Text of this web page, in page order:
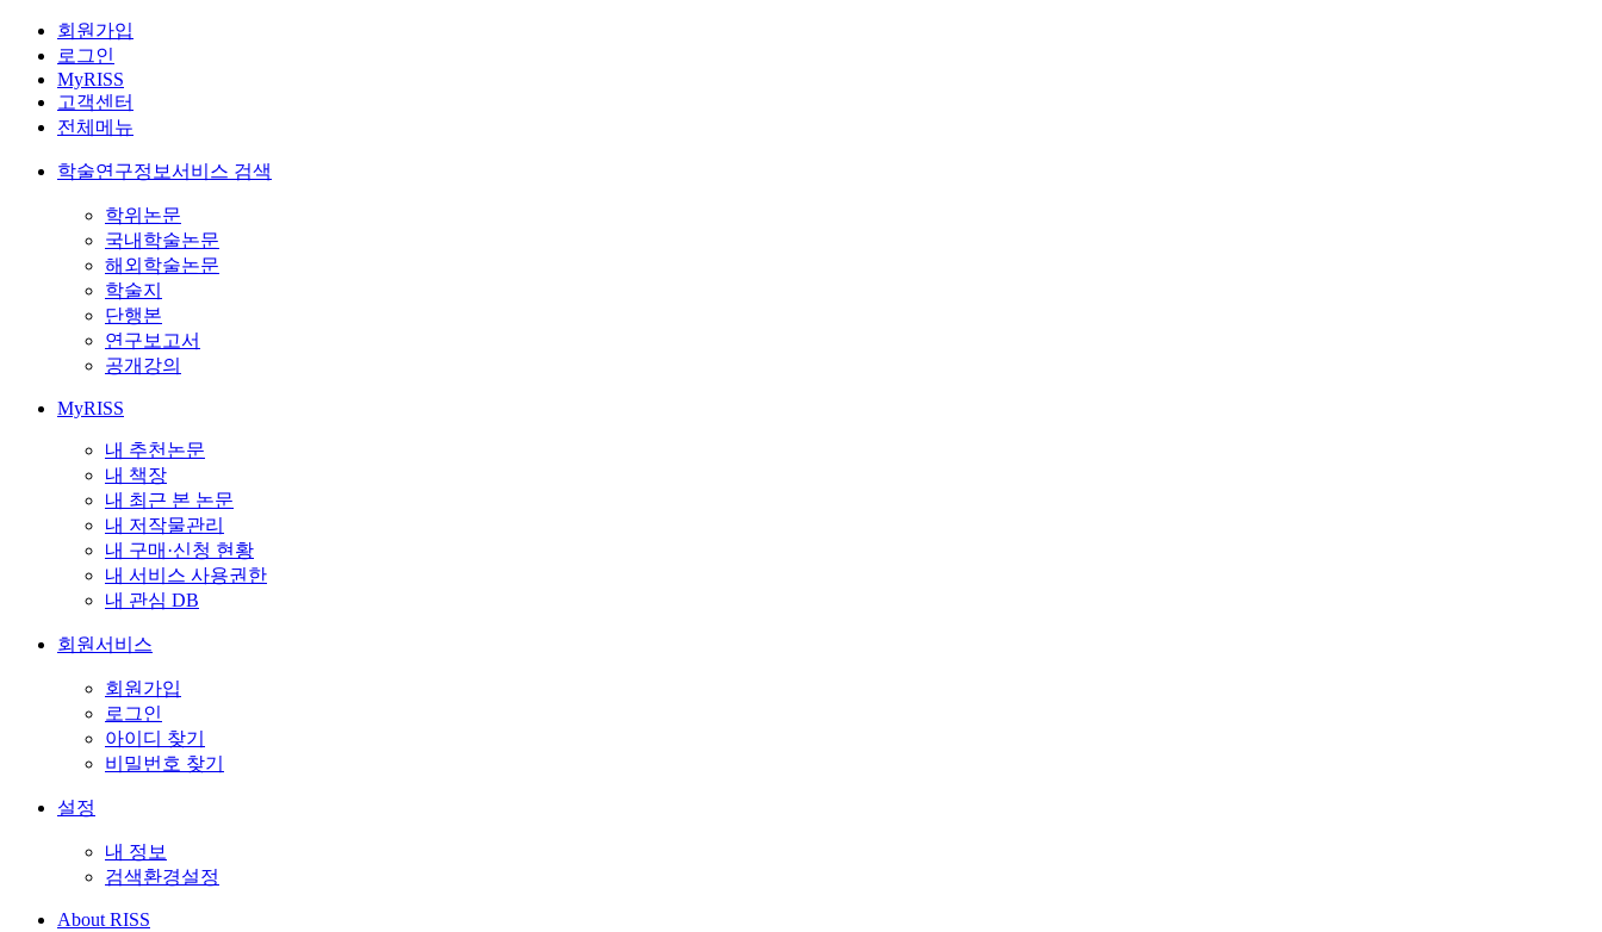
회원가입
로그인
MyRISS
고객센터
전체메뉴
학술연구정보서비스 검색
학위논문
국내학술논문
해외학술논문
학술지
단행본
연구보고서
공개강의
MyRISS
내 추천논문
내 책장
내 최근 본 논문
내 저작물관리
내 구매·신청 현황
내 서비스 사용권한
내 관심 DB
회원서비스
회원가입
로그인
아이디 찾기
비밀번호 찾기
설정
내 정보
검색환경설정
About RISS